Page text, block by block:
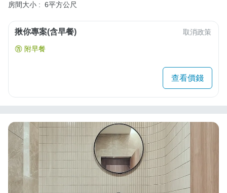
房間大小 : 6平方公尺
揪你專案(含早餐) 取消政策
附早餐
查看價錢